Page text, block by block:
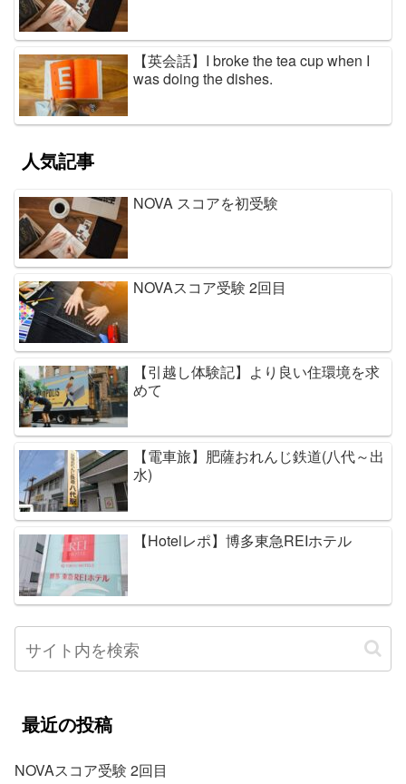
【英会話】I broke the tea cup when I
was doing the dishes.
人気記事
NOVA スコアを初受験
NOVAスコア受験 2回目
【引越し体験記】より良い住環境を求
めて
【電車旅】肥薩おれんじ鉄道(八代～出
水)
【Hotelレポ】博多東急REIホテル
最近の投稿
NOVAスコア受験 2回目